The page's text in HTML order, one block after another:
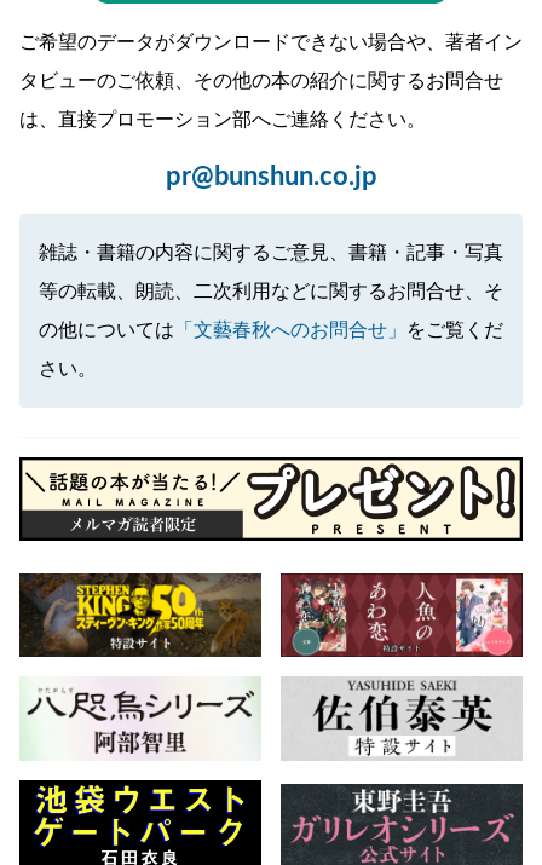
ご希望のデータがダウンロードできない場合や、著者イン
タビューのご依頼、その他の本の紹介に関するお問合せ
は、直接プロモーション部へご連絡ください。
pr@bunshun.co.jp
雑誌・書籍の内容に関するご意見、書籍・記事・写真
等の転載、朗読、二次利用などに関するお問合せ、そ
の他については 「文藝春秋へのお問合せ」
をご覧くだ
さい。